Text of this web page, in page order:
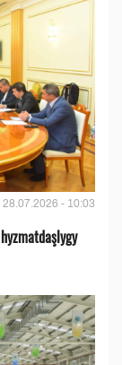
28.07.2026 - 10:03